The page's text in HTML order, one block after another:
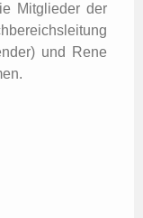
Mitglieder der
und Rene